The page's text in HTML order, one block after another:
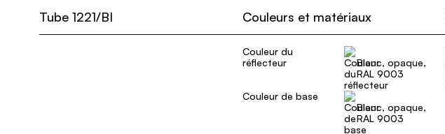
Tube 1221/BI Couleurs et matériaux
Couleur du
réflecteur
Blanc, opaque,
RAL 9003
Couleur de base
Blanc, opaque,
RAL 9003